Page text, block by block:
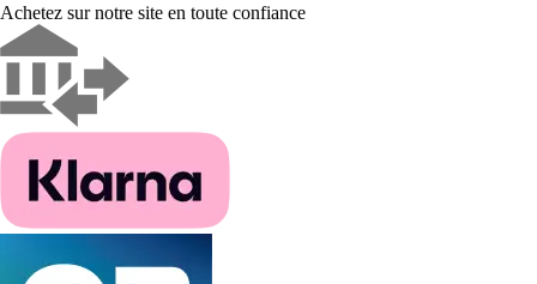
Achetez sur notre site en toute confiance